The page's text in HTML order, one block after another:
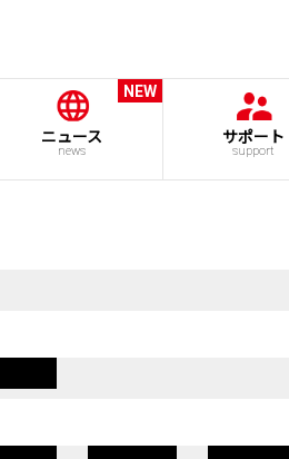
ニュース
news
NEW
サポート
support